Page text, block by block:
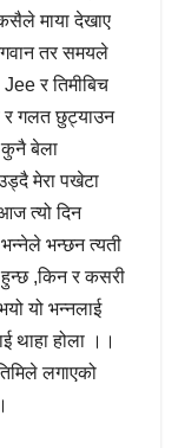
माया देखाए
तर समयले
र तिमीबिच
र गलत छुट्याउन
बेला
मेरा पखेटा
त्यो दिन
भन्छन त्यती
,किन र कसरी
यो भन्नलाई
थाहा होला ।।
लगाएको